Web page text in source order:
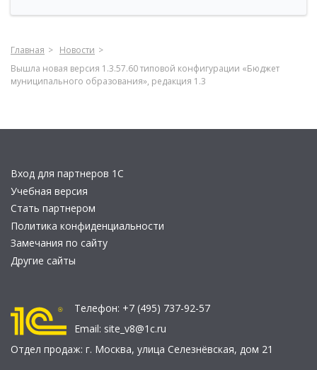
Главная
Новости
Вышла новая версия 1.3.57.60 типовой конфигурации «Бюджет
муниципального образования», редакция 1.3
Вход для партнеров 1С
Учебная версия
Стать партнером
Политика конфиденциальности
Замечания по сайту
Другие сайты
Телефон: +7 (495) 737-92-57
Email: site_v8@1c.ru
Отдел продаж: г. Москва, улица Селезнёвская, дом 21